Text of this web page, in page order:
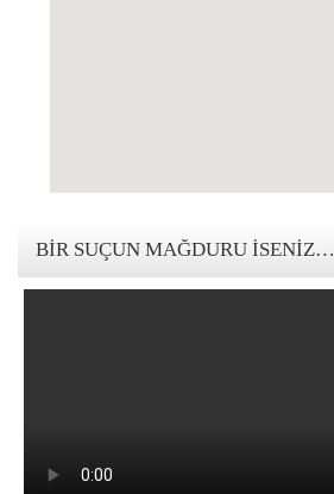
BIR SUÇUN MAĞDURU İSENIZ…